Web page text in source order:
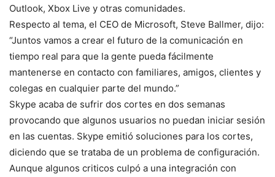
Outlook, Xbox Live y otras comunidades.
Respecto al tema, el CEO de Microsoft, Steve Ballmer, dijo:
“Juntos vamos a crear el futuro de la comunicación en
tiempo real para que la gente pueda fácilmente
mantenerse en contacto con familiares, amigos, clientes y
colegas en cualquier parte del mundo.”
Skype acaba de sufrir dos cortes en dos semanas
provocando que algunos usuarios no puedan iniciar sesión
en las cuentas. Skype emitió soluciones para los cortes,
diciendo que se trataba de un problema de configuración.
Aunque algunos criticos culpó a una integración con